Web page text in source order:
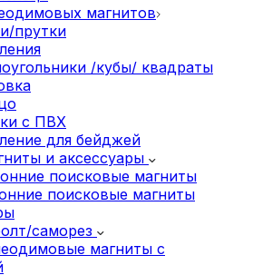
магнитов
прутки
/кубы/ квадраты
с ПВХ
для бейджей
и аксессуары
поисковые магниты
поисковые магниты
саморез
магниты с